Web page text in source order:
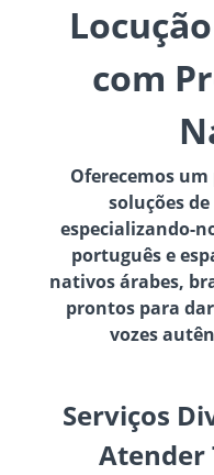
com
Oferecemos
soluções
especializando-
português e
nativos árabes,
prontos para
vozes
Serviços
Atender